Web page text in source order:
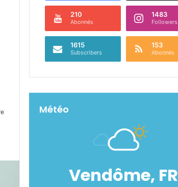
210
Abonnés
1483
Followers
1615
Subscribers
153
Abonnés
Météo
Vendôme, FR